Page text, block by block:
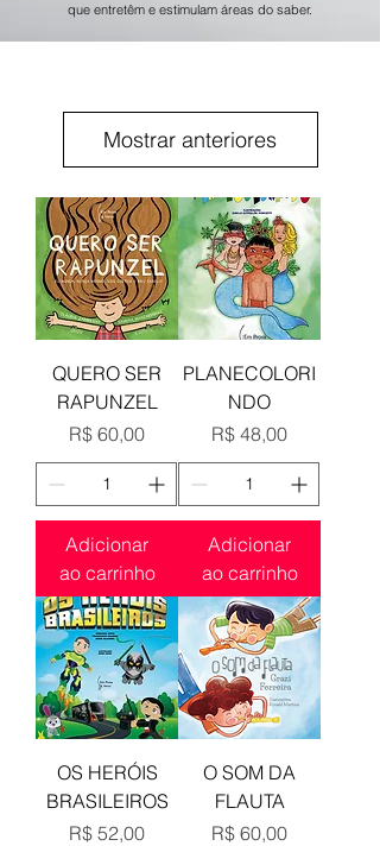
que entretêm e estimulam áreas do saber.
Mostrar anteriores
QUERO SER
RAPUNZEL
Preço
R$ 60,00
Adicionar
ao carrinho
PLANECOLORI
NDO
Preço
R$ 48,00
Adicionar
ao carrinho
OS HERÓIS
BRASILEIROS
Preço
R$ 52,00
O SOM DA
FLAUTA
Preço
R$ 60,00